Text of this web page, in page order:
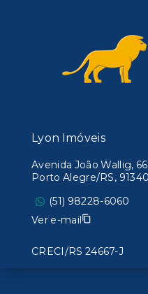
Lyon Imóveis
Avenida João Wallig,
Porto Alegre/RS,
(51) 98228-6060
Ver e-mail
CRECI/RS 24667-J